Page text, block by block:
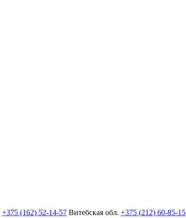
+375 (162) 52-14-57 Витебская обл. +375 (212) 60-85-15